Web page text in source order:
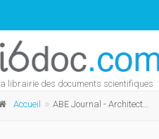
la librairie des documents scientifiques
Accueil ABE Journal - Architecture Beyond Europe - n°16/2019